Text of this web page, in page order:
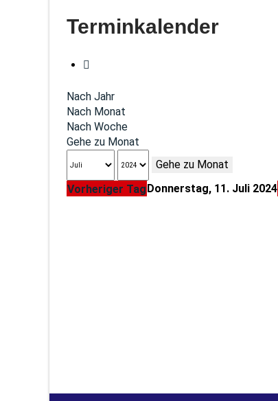
Terminkalender
Nach Jahr
Nach Monat
Nach Woche
Gehe zu Monat
Gehe zu Monat
Vorheriger TagDonnerstag, 11. Juli 2024